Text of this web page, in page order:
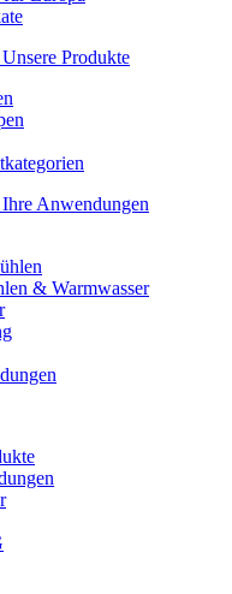
Produkte
Anwendungen
& Warmwasser